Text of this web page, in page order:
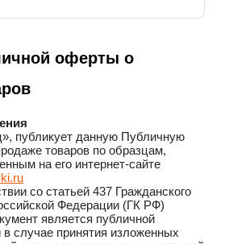
оферты о
публикует данную Публичную
товаров по образцам,
на его интернет-сайте
со статьей 437 Гражданского
Федерации (ГК РФ)
является публичной
случае принятия изложенных